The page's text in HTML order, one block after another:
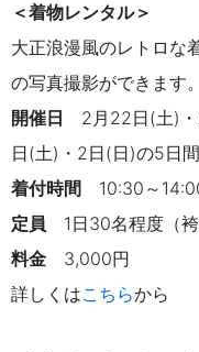
＜着物レンタル＞
大正浪漫風のレトロな
の写真撮影ができます。
開催日 2月22日(土)・
日(土)・2日(日)の5日
着付時間 10:30～
定員 1日30名程度（袴
料金 3,000円
詳しくはこちらから